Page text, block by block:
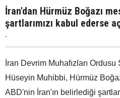
İran'dan Hürmüz Boğazı
şartlarımızı kabul ederse
.
İran Devrim Muhafızları
Hüseyin Muhibbi, Hürmüz
ABD'nin İran'ın belirlediği